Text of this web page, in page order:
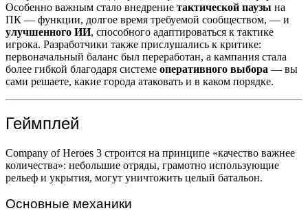
Особенно важным стало внедрение тактической паузы на
ПК — функции, долгое время требуемой сообществом, — и
улучшенного ИИ, способного адаптироваться к тактике
игрока. Разработчики также прислушались к критике:
первоначальный баланс был переработан, а кампания стала
более гибкой благодаря системе оперативного выбора — вы
сами решаете, какие города атаковать и в каком порядке.
Геймплей
Company of Heroes 3 строится на принципе «качество важнее
количества»: небольшие отряды, грамотно использующие
рельеф и укрытия, могут уничтожить целый батальон.
Основные механики